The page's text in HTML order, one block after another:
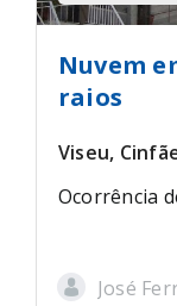
Nuvem
raios
Viseu,
Ocorrência
José